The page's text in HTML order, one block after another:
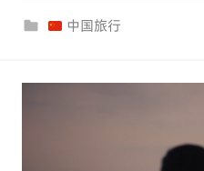
中国旅行